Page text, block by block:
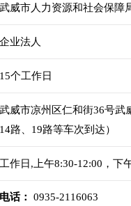
武威市人力资源和社会保障
企业法人
15个工作日
武威市凉州区仁和街36号武
14路、19路等车次到达）
工作日,上午8:30-12:00，下
电话：
0935-2116063